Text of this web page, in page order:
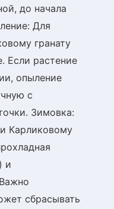
до начала
Для
гранату
Если растение
опыление
с
Зимовка:
Карликовому
и
сбрасывать